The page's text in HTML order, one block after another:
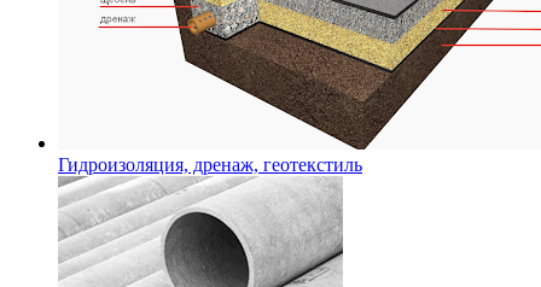
Гидроизоляция, дренаж, геотекстиль